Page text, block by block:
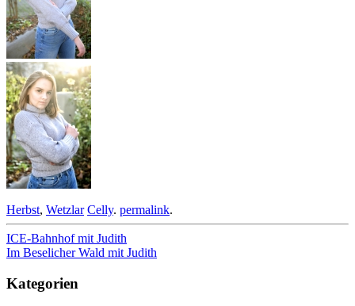
Herbst, Wetzlar Celly. permalink.
Beitragsnavigation
ICE-Bahnhof mit Judith
Im Beselicher Wald mit Judith
Kategorien